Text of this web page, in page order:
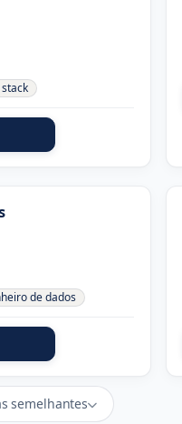
de dados
semelhantes